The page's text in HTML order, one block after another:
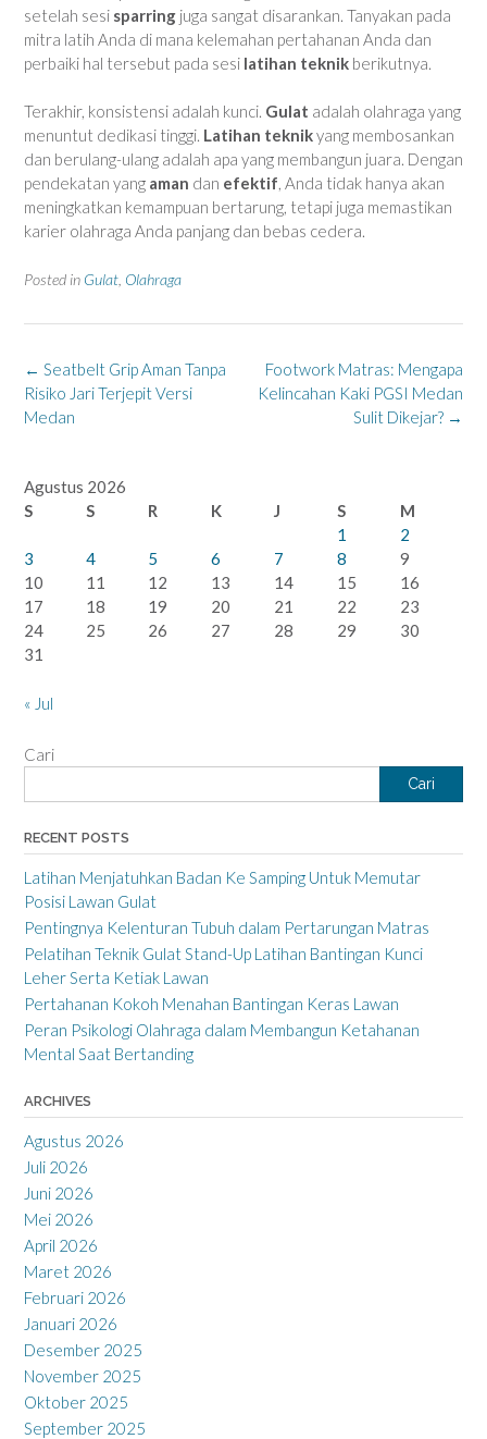
setelah sesi sparring juga sangat disarankan. Tanyakan pada
mitra latih Anda di mana kelemahan pertahanan Anda dan
perbaiki hal tersebut pada sesi latihan teknik berikutnya.
Terakhir, konsistensi adalah kunci. Gulat adalah olahraga yang
menuntut dedikasi tinggi. Latihan teknikyang membosankan
dan berulang-ulang adalah apa yang membangun juara. Dengan
pendekatan yang aman dan efektif, Anda tidak hanya akan
meningkatkan kemampuan bertarung, tetapi juga memastikan
karier olahraga Anda panjang dan bebas cedera.
Posted in Gulat Olahraga
Post
navigation
Footwork Matras: Mengapa
Kelincahan Kaki PGSI Medan
Sulit Dikejar? →
← Seatbelt Grip Aman Tanpa
Risiko Jari Terjepit Versi
Medan
Agustus 2026
S
S R K J S
M
1
2
3
4 5 6 7 8
9
10
11 12 13 14 15
16
17
18 19 20 21 22
23
24
25 26 27 28 29
30
31
« Jul
Cari
Cari
RECENT POSTS
Latihan Menjatuhkan Badan Ke Samping Untuk Memutar
Posisi Lawan Gulat
Pentingnya Kelenturan Tubuh dalam Pertarungan Matras
Pelatihan Teknik Gulat Stand-Up Latihan Bantingan Kunci
Leher Serta Ketiak Lawan
Pertahanan Kokoh Menahan Bantingan Keras Lawan
Peran Psikologi Olahraga dalam Membangun Ketahanan
Mental Saat Bertanding
ARCHIVES
Agustus 2026
Juli 2026
Juni 2026
Mei 2026
April 2026
Maret 2026
Februari 2026
Januari 2026
Desember 2025
November 2025
Oktober 2025
September 2025